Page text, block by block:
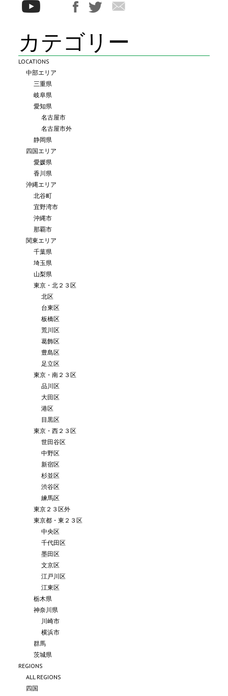
カテゴリー
LOCATIONS
中部エリア
三重県
岐阜県
愛知県
名古屋市
名古屋市外
静岡県
四国エリア
愛媛県
香川県
沖縄エリア
北谷町
宜野湾市
沖縄市
那覇市
関東エリア
千葉県
埼玉県
山梨県
東京・北２３区
北区
台東区
板橋区
荒川区
葛飾区
豊島区
足立区
東京・南２３区
品川区
大田区
港区
目黒区
東京・西２３区
世田谷区
中野区
新宿区
杉並区
渋谷区
練馬区
東京２３区外
東京都・東２３区
中央区
千代田区
墨田区
文京区
江戸川区
江東区
栃木県
神奈川県
川崎市
横浜市
群馬
茨城県
REGIONS
ALL REGIONS
四国